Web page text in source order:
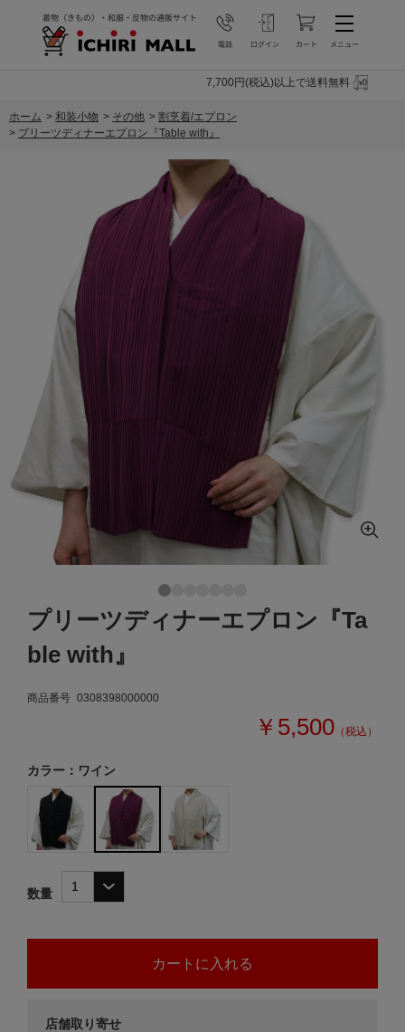
7,700円(税込)以上で送料無料
ホーム > 和装小物 > その他 > 割烹着/エプロン
> プリーツディナーエプロン『Table with』
プリーツディナーエプロン『Ta
ble with』
商品番号 0308398000000
￥5,500 （税込）
カラー：ワイン
数量
店舗取り寄せ